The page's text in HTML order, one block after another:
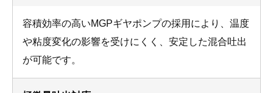
容積効率の高いMGPギヤポンプの採用により、温度
や粘度変化の影響を受けにくく、安定した混合吐出
が可能です。